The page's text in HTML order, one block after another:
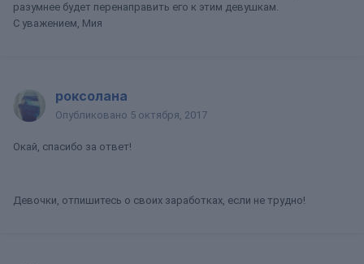
разумнее будет перенаправить его к этим девушкам.
С уважением, Мия
роксолана
Опубликовано 5 октября, 2017
Окай, спасибо за ответ!
Девочки, отпишитесь о своих заработках, если не трудно!